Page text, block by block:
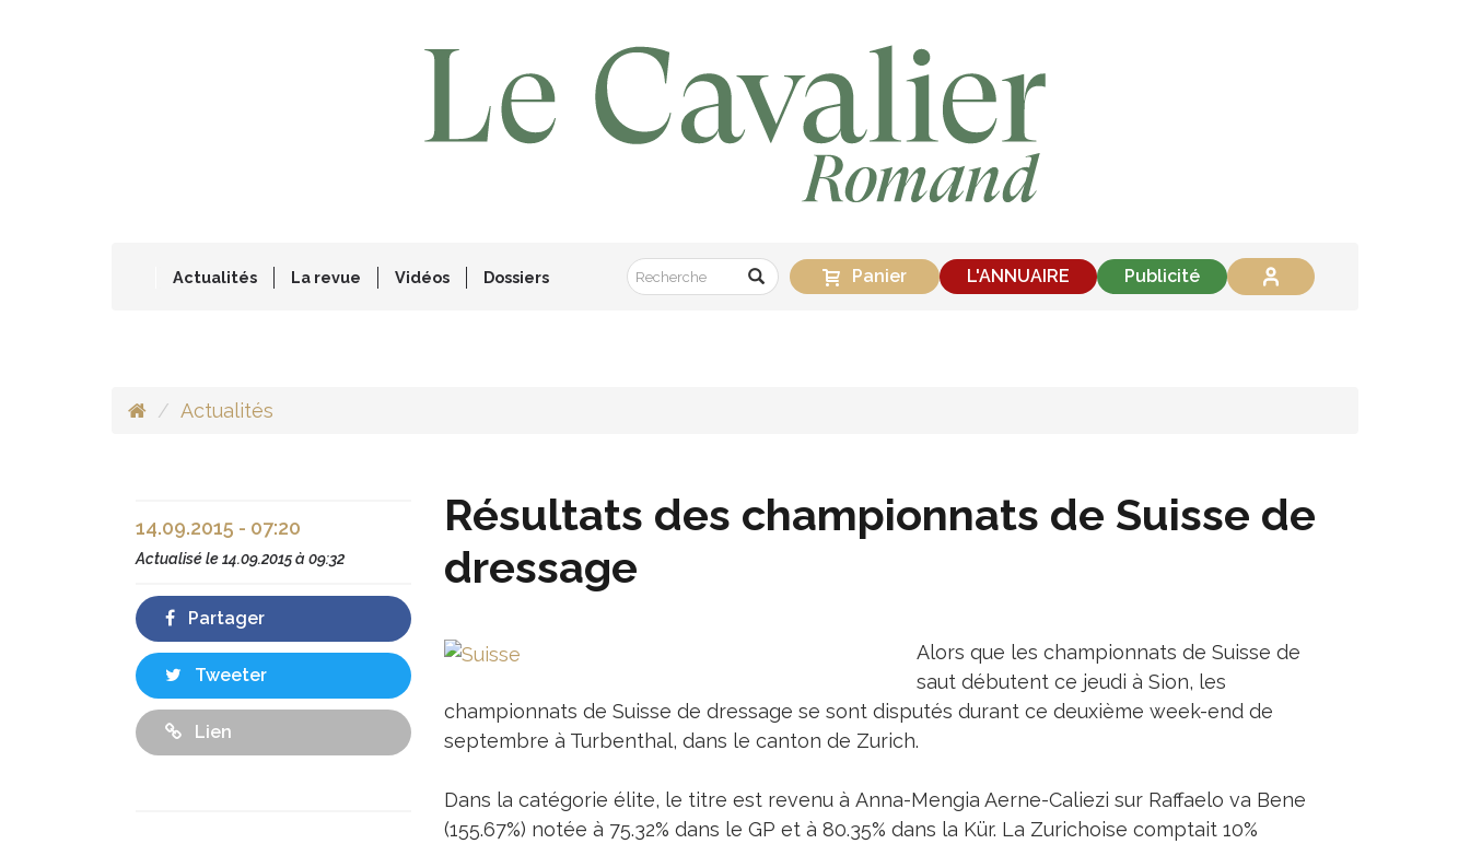
Actualités La revue Vidéos Dossiers Panier L'ANNUAIRE Publicité
Actualités
Résultats des championnats de Suisse de
dressage
Alors que les championnats de Suisse de
saut débutent ce jeudi à Sion, les
championnats de Suisse de dressage se sont disputés durant ce deuxième week-end de
septembre à Turbenthal, dans le canton de Zurich.
Dans la catégorie élite, le titre est revenu à Anna-Mengia Aerne-Caliezi sur Raffaelo va Bene
(155.67%) notée à 75.32% dans le GP et à 80.35% dans la Kür. La Zurichoise comptait 10%
14.09.2015 - 07:20
Actualisé le14.09.2015 à 09:32
Partager
Tweeter
Lien